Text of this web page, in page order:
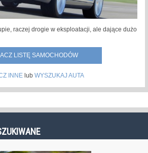
raczej drogie w eksploatacji, ale dające dużo
LISTĘ SAMOCHODÓW
INNElub WYSZUKAJ AUTA